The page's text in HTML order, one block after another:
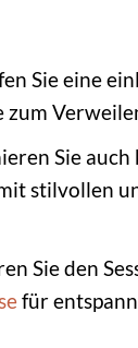
Sie eine
zum
Sie
stilvollen
Sie den
für